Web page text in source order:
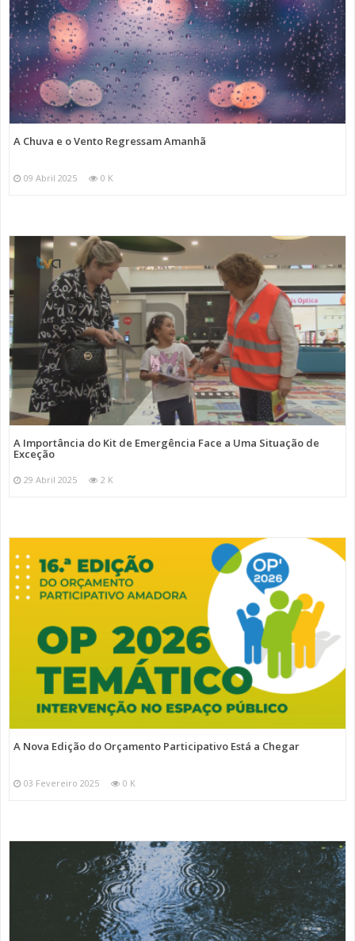
A Chuva e o Vento Regressam Amanhã
09 Abril 2025 0 K
A Importância do Kit de Emergência Face a Uma Situação de
Exceção
29 Abril 2025 2 K
A Nova Edição do Orçamento Participativo Está a Chegar
03 Fevereiro 2025 0 K